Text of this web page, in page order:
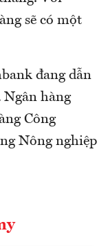
sẽ có một
đang dẫn
Ngân hàng
Công
Nông nghiệp